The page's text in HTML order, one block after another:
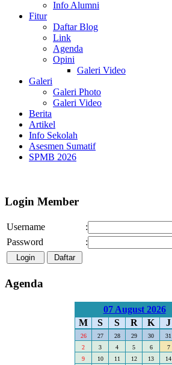
Info Alumni
Fitur
Daftar Blog
Link
Agenda
Opini
Galeri Video
Galeri
Galeri Photo
Galeri Video
Berita
Artikel
Info Sekolah
Asesmen Sumatif
SPMB 2026
Login Member
Username
:
Password
:
Agenda
07 August 2026
M
S S R K J
26 27 28 29 30 31
2
3 4 5 6 7
9
10 11 12 13 14